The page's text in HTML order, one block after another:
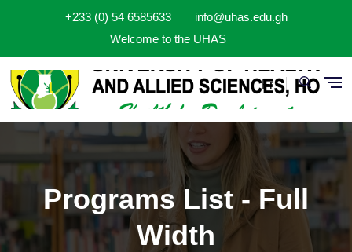
+233 (0) 54 6585633
info@uhas.edu.gh
Welcome to the UHAS
Fr
Programs List - Full
Width